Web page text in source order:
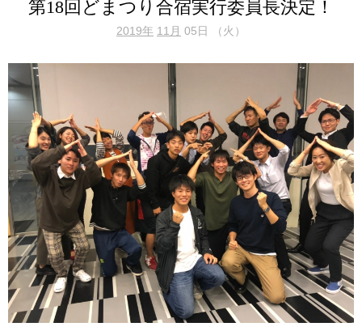
第18回どまつり合宿実行委員長決定！
2019年 11月 05日 （火）